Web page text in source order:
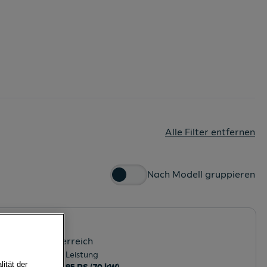
Alle Filter entfernen
Nach Modell gruppieren
, Niederösterreich
Leistung
der